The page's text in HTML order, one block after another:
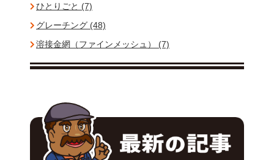
ひとりごと (7)
グレーチング (48)
溶接金網（ファインメッシュ） (7)